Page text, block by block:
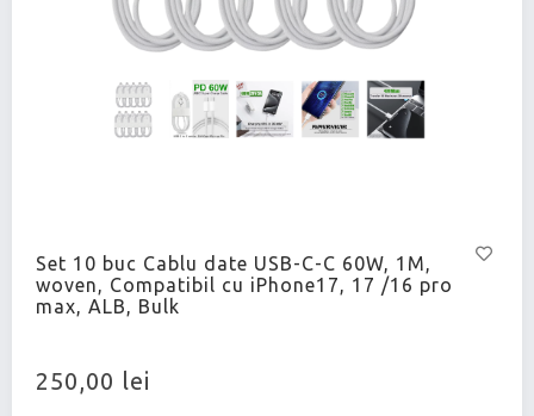
Set 10 buc Cablu date USB-C-C 60W, 1M,
woven, Compatibil cu iPhone17, 17 /16 pro
max, ALB, Bulk
250,00 lei